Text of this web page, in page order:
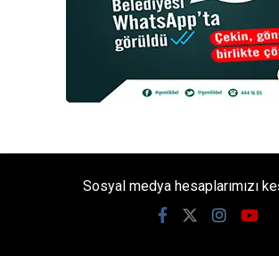
Sosyal medya hesaplarımızı